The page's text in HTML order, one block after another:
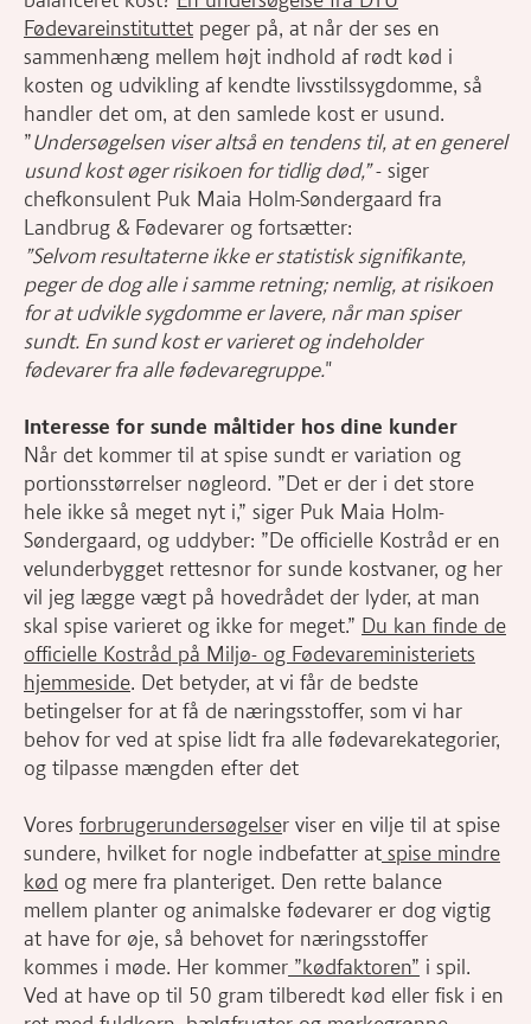
Fødevareinstituttet peger på, at når der ses en
sammenhæng mellem højt indhold af rødt kød i
kosten og udvikling af kendte livsstilssygdomme, så
handler det om, at den samlede kost er usund.
”Undersøgelsen viser altså en tendens til, at en generel
usund kost øger risikoen for tidlig død,”- siger
chefkonsulent Puk Maia Holm-Søndergaard fra
Landbrug & Fødevarer og fortsætter:
”Selvom resultaterne ikke er statistisk signifikante,
peger de dog alle i samme retning; nemlig, at risikoen
for at udvikle sygdomme er lavere, når man spiser
sundt. En sund kost er varieret og indeholder
fødevarer fra alle fødevaregruppe."
Interesse for sunde måltider hos dine kunder
Når det kommer til at spise sundt er variation og
portionsstørrelser nøgleord. ”Det er der i det store
hele ikke så meget nyt i,” siger Puk Maia Holm-
Søndergaard, og uddyber: ”De officielle Kostråd er en
velunderbygget rettesnor for sunde kostvaner, og her
vil jeg lægge vægt på hovedrådet der lyder, at man
skal spise varieret og ikke for meget.” Du kan finde de
officielle Kostråd på Miljø- og Fødevareministeriets
hjemmeside. Det betyder, at vi får de bedste
betingelser for at få de næringsstoffer, som vi har
behov for ved at spise lidt fra alle fødevarekategorier,
og tilpasse mængden efter det
Vores forbrugerundersøgelser viser en vilje til at spise
sundere, hvilket for nogle indbefatter at spise mindre
kød og mere fra planteriget. Den rette balance
mellem planter og animalske fødevarer er dog vigtig
at have for øje, så behovet for næringsstoffer
kommes i møde. Her kommer ”kødfaktoren” i spil.
Ved at have op til 50 gram tilberedt kød eller fisk i en